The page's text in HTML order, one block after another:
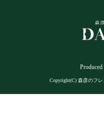
Produced
Copyright(C) 森彦のフレ